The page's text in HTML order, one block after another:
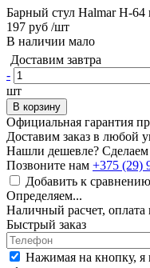
Барный стул Halmar H-
197 руб /шт
В наличии мало
Доставим завтра
-
шт
В корзину
Официальная гарантия
Доставим заказ в любой
Нашли дешевле? Сделаем
Позвоните нам +375 (29)
Добавить к сравнению
Определяем...
Наличный расчет,
Быстрый заказ
Нажимая на кнопку,